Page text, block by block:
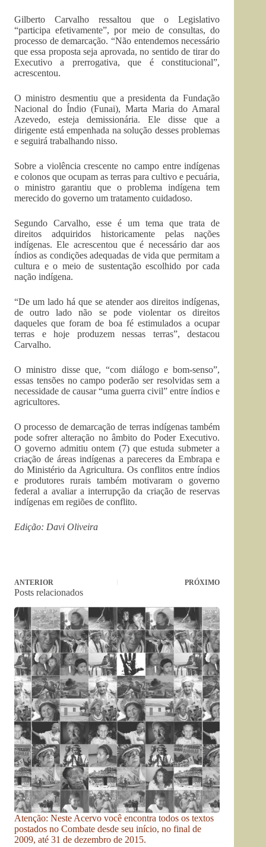
Gilberto Carvalho ressaltou que o Legislativo
“participa efetivamente”, por meio de consultas, do
processo de demarcação. “Não entendemos necessário
que essa proposta seja aprovada, no sentido de tirar do
Executivo a prerrogativa, que é constitucional”,
acrescentou.
O ministro desmentiu que a presidenta da Fundação
Nacional do Índio (Funai), Marta Maria do Amaral
Azevedo, esteja demissionária. Ele disse que a
dirigente está empenhada na solução desses problemas
e seguirá trabalhando nisso.
Sobre a violência crescente no campo entre indígenas
e colonos que ocupam as terras para cultivo e pecuária,
o ministro garantiu que o problema indígena tem
merecido do governo um tratamento cuidadoso.
Segundo Carvalho, esse é um tema que trata de
direitos adquiridos historicamente pelas nações
indígenas. Ele acrescentou que é necessário dar aos
índios as condições adequadas de vida que permitam a
cultura e o meio de sustentação escolhido por cada
nação indígena.
“De um lado há que se atender aos direitos indígenas,
de outro lado não se pode violentar os direitos
daqueles que foram de boa fé estimulados a ocupar
terras e hoje produzem nessas terras”, destacou
Carvalho.
O ministro disse que, “com diálogo e bom-senso”,
essas tensões no campo poderão ser resolvidas sem a
necessidade de causar “uma guerra civil” entre índios e
agricultores.
O processo de demarcação de terras indígenas também
pode sofrer alteração no âmbito do Poder Executivo.
O governo admitiu ontem (7) que estuda submeter a
criação de áreas indígenas a pareceres da Embrapa e
do Ministério da Agricultura. Os conflitos entre índios
e produtores rurais também motivaram o governo
federal a avaliar a interrupção da criação de reservas
indígenas em regiões de conflito.
Edição: Davi Oliveira
ANTERIOR PRÓXIMO
Posts relacionados
Atenção: Neste Acervo você encontra todos os textos
postados no Combate desde seu início, no final de
2009, até 31 de dezembro de 2015.